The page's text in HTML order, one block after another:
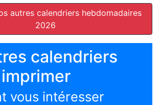
autres calendriers hebdomadaires
2026
calendriers
vous intéresser